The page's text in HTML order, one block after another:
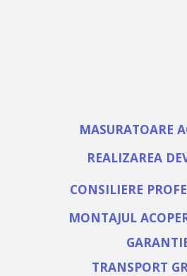
MASURATOARE
REALIZAREA
CONSILIERE
MONTAJUL
TRANSPORT